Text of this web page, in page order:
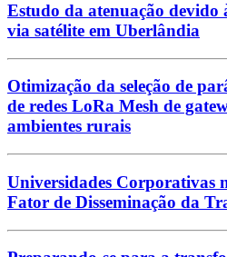
Estudo da atenuação devido
via satélite em Uberlândia
Otimização da seleção de
de redes LoRa Mesh de
ambientes rurais
Universidades Corporativas
Fator de Disseminação da